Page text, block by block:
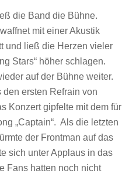
die Band die Bühne.
mit einer Akustik
und ließ die Herzen vieler
Stars“ höher schlagen.
auf der Bühne weiter.
ersten Refrain von
Konzert gipfelte mit dem für
„Captain“. Als die letzten
der Frontman auf das
sich unter Applaus in das
Fans hatten noch nicht